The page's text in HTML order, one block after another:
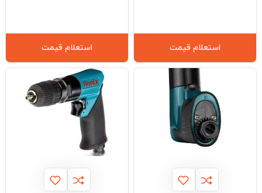
استعلام قیمت استعلام قیمت